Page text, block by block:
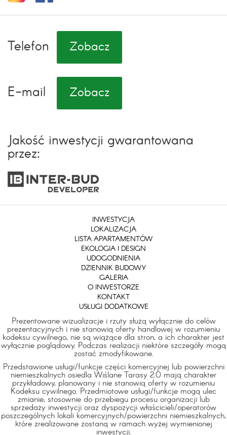
Telefon Zobacz
E-mail Zobacz
Jakość inwestycji gwarantowana
przez:
INWESTYCJA
LOKALIZACJA
LISTA APARTAMENTÓW
EKOLOGIA I DESIGN
UDOGODNIENIA
DZIENNIK BUDOWY
GALERIA
O INWESTORZE
KONTAKT
USŁUGI DODATKOWE
Prezentowane wizualizacje i rzuty służą wyłącznie do celów
prezentacyjnych i nie stanowią oferty handlowej w rozumieniu
kodeksu cywilnego, nie są wiążące dla stron, a ich charakter jest
wyłącznie poglądowy. Podczas realizacji niektóre szczegóły mogą
zostać zmodyfikowane.
Przedstawione usługi/funkcje części komercyjnej lub powierzchni
niemieszkalnych osiedla Wiślane Tarasy 2.0 mają charakter
przykładowy, planowany i nie stanowią oferty w rozumieniu
Kodeksu cywilnego. Przedmiotowe usługi/funkcje mogą ulec
zmianie, stosownie do przebiegu procesu organizacji lub
sprzedaży inwestycji oraz dyspozycji właścicieli/operatorów
poszczególnych lokali komercyjnych/powierzchni niemieszkalnych,
które zrealizowane zostaną w ramach wyżej wymienionej
inwestycji.